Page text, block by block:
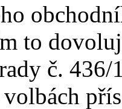
to
č.